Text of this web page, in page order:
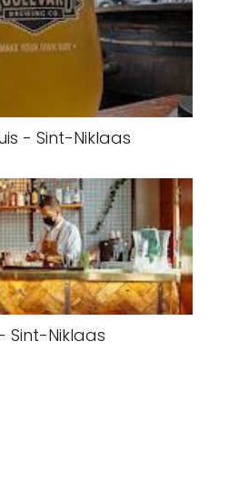
- Sint-Niklaas
Sint-Niklaas